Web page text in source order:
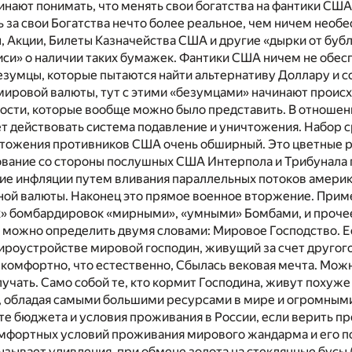
понимать, что менять свои богатства на фантики
за свои Богатства нечто более реальное, чем ничем
Билеты Казначейства США и другие «дырки от
о наличии таких бумажек. Фантики США ничем не
которые пытаются найти альтернативу Доллару и
валюты, тут с этими «безумцами» начинают
которые вообще можно было представить. В
действовать система подавление и уничтожения. Набор
противников США очень обширный. Это цветные
со стороны послушных США Интерпола и Трибунала
инфляции путем вливания параллельных потоков
валюты. Наконец это прямое военное вторжение.
бомбардировок «мирными», «умными» Бомбами, и
определить двумя словами: Мировое Господство.
мировой господин, живущий за счет
что естественно, Сбылась вековая мечта.
Само собой те, кто кормит Господина, живут
самыми большими ресурсами в мире и
бюджета и условия проживания в России, если верить
условий проживания мирового жандарма и его